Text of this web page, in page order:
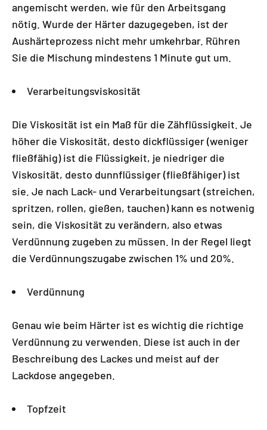
angemischt werden, wie für den Arbeitsgang
nötig. Wurde der Härter dazugegeben, ist der
Aushärteprozess nicht mehr umkehrbar. Rühren
Sie die Mischung mindestens 1 Minute gut um.
Verarbeitungsviskosität
Die Viskosität ist ein Maß für die Zähflüssigkeit. Je
höher die Viskosität, desto dickflüssiger (weniger
fließfähig) ist die Flüssigkeit, je niedriger die
Viskosität, desto dunnflüssiger (fließfähiger) ist
sie. Je nach Lack- und Verarbeitungsart (streichen,
spritzen, rollen, gießen, tauchen) kann es notwenig
sein, die Viskosität zu verändern, also etwas
Verdünnung zugeben zu müssen. In der Regel liegt
die Verdünnungszugabe zwischen 1% und 20%.
Verdünnung
Genau wie beim Härter ist es wichtig die richtige
Verdünnung zu verwenden. Diese ist auch in der
Beschreibung des Lackes und meist auf der
Lackdose angegeben.
Topfzeit